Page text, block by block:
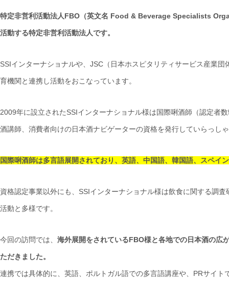
特定非営利活動法人FBO（英文名 Food & Beverage Specialists
活動する特定非営利活動法人です。
SSIインターナショナルや、JSC（日本ホスピタリティサービス産業
育機関と連携し活動をおこなっています。
2009年に設立されたSSIインターナショナル様は国際唎酒師（認定者
酒講師、消費者向けの日本酒ナビゲーターの資格を発行していらっし
国際唎酒師は多言語展開されており、英語、中国語、韓国語、スペイ
資格認定事業以外にも、SSIインターナショナル様は飲食に関する調査
活動と多様です。
今回の訪問では、 海外展開をされているFBO様と各地での日本酒の広
ただきました。
連携では具体的に、英語、ポルトガル語での多言語講座や、PRサイ